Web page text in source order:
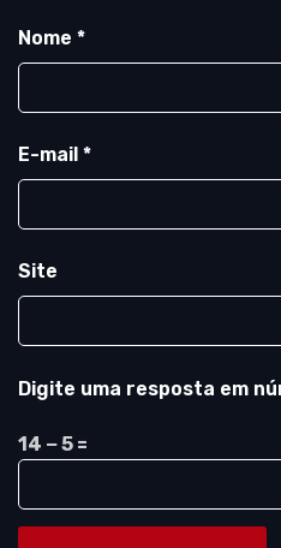
Nome *
E-mail *
Site
Digite uma resposta em
14 − 5 =